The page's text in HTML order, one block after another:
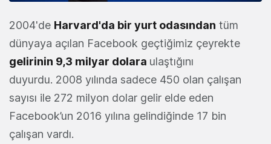
2004'de Harvard'da bir yurt odasından tüm
dünyaya açılan Facebook geçtiğimiz çeyrekte
gelirinin 9,3 milyar dolara ulaştığını
duyurdu. 2008 yılında sadece 450 olan çalışan
sayısı ile 272 milyon dolar gelir elde eden
Facebook’un 2016 yılına gelindiğinde 17 bin
çalışan vardı.